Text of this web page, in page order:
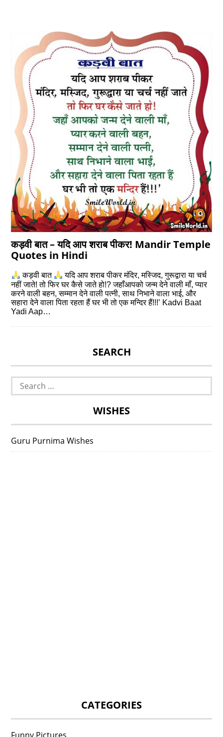
कड़वी बात – यदि आप शराब पीकर! Mandir Temple
Quotes in Hindi
कड़वी बात
यदि आप शराब पीकर मंदिर, मस्जिद, गुरूद्वारा या चर्च
नहीं जाते! तो फिर घर कैसे जाते हो!? जहाँआपको जन्म देने वाली माँ, प्यार
करने वाली बहन, सम्मान देने वाली पत्नी, साथ निभाने वाला भाई, और
सहारा देने वाला पिता रहता हैं घर भी तो एक मन्दिर हैं!!!’ Kadvi Baat
Yadi Aap…
SEARCH
Search
for:
WISHES
Guru Purnima Wishes
CATEGORIES